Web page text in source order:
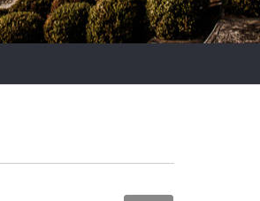
양식/문서
동문